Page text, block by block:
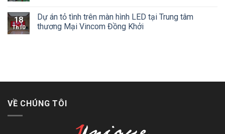
18
Th10
Dự án tỏ tình trên màn hình LED tại Trung tâm
thương Mại Vincom Đồng Khởi
VỀ CHÚNG TÔI